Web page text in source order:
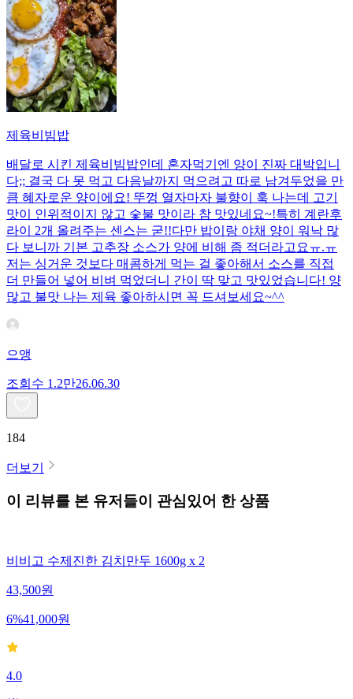
제육비빔밥
배달로 시킨 제육비빔밥인데 혼자먹기엔 양이 진짜 대박입니
다;; 결국 다 못 먹고 다음날까지 먹으려고 따로 남겨두었을 만
큼 혜자로운 양이에요! 뚜껑 열자마자 불향이 훅 나는데 고기
맛이 인위적이지 않고 숯불 맛이라 참 맛있네요~!특히 계란후
라이 2개 올려주는 센스는 굳!! ​다만 밥이랑 야채 양이 워낙 많
다 보니까 기본 고추장 소스가 양에 비해 좀 적더라고요ㅠ.ㅠ
저는 싱거운 것보다 매콤하게 먹는 걸 좋아해서 소스를 직접
더 만들어 넣어 비벼 먹었더니 간이 딱 맞고 맛있었습니다! 양
많고 불맛 나는 제육 좋아하시면 꼭 드셔보세요~^^
으앵
조회수 1.2만26.06.30
184
더보기
이 리뷰를 본 유저들이 관심있어 한 상품
비비고 수제진한 김치만두 1600g x 2
43,500원
6%41,000원
4.0